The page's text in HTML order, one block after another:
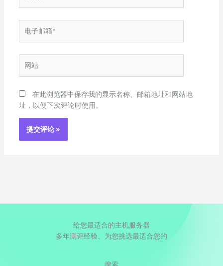
子
箱
站
在此浏览器中保存我的显示名称、邮箱地址和网站地
址，以便下次评论时使用。
给您最适合的主机服务器
多年测评经验、为您挑选最适合您的
搜索